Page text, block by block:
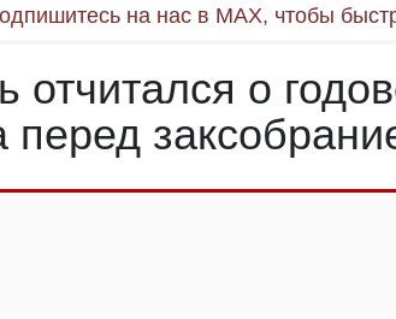
на нас в MAX, чтобы
о
перед